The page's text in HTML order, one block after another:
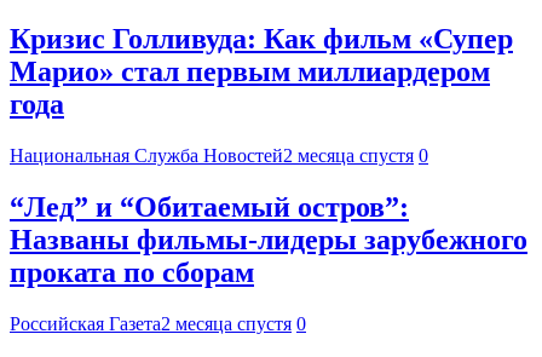
Кризис Голливуда: Как фильм «Супер
Марио» стал первым миллиардером
года
Национальная Служба Новостей2 месяца спустя 0
“Лед” и “Обитаемый остров”:
Названы фильмы-лидеры зарубежного
проката по сборам
Российская Газета2 месяца спустя 0